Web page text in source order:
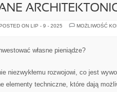
ON LIP - 9 - 2025
MOŻLIWOŚĆ
własne pieniądze?
niezwykłemu rozwojowi, co jest
elementy techniczne, które dają